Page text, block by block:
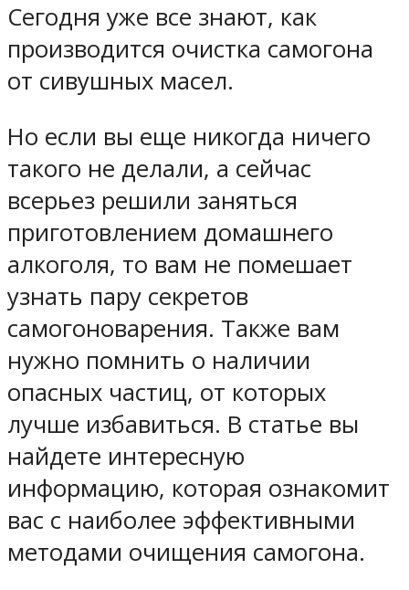
Сегодня уже все знают, как
производится очистка самогона
от сивушных масел.
Но если вы еще никогда ничего
такого не делали, а сейчас
всерьез решили заняться
приготовлением домашнего
алкоголя, то вам не помешает
узнать пару секретов
самогоноварения. Также вам
нужно помнить о наличии
опасных частиц, от которых
лучше избавиться. В статье вы
найдете интересную
информацию, которая ознакомит
вас с наиболее эффективными
методами очищения самогона.